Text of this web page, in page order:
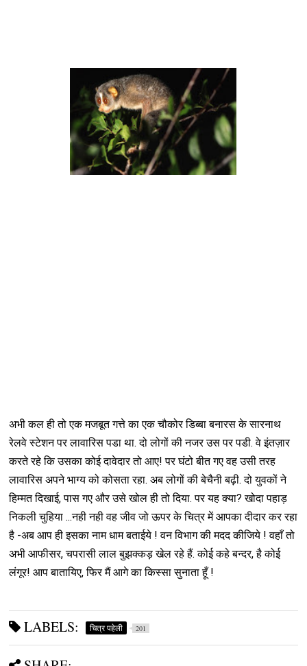
अभी कल ही तो एक मजबूत गत्ते का एक चौकोर डिब्बा बनारस के सारनाथ
रेलवे स्टेशन पर लावारिस पडा था. दो लोगों की नजर उस पर पडी. वे इंतज़ार
करते रहे कि उसका कोई दावेदार तो आए! पर घंटो बीत गए वह उसी तरह
लावारिस अपने भाग्य को कोसता रहा. अब लोगों की बेचैनी बढ़ी. दो युवकों ने
हिम्मत दिखाई, पास गए और उसे खोल ही तो दिया. पर यह क्या? खोदा पहाड़
निकली चुहिया ...नही नही वह जीव जो ऊपर के चित्र में आपका दीदार कर रहा
है -अब आप ही इसका नाम धाम बताईये ! वन विभाग की मदद कीजिये ! वहाँ तो
अभी आफीसर, चपरासी लाल बुझक्कड़ खेल रहे हैं. कोई कहे बन्दर, है कोई
लंगूर! आप बातायिए, फिर मैं आगे का किस्सा सुनाता हूँ !
LABELS: चित्र पहेली 201